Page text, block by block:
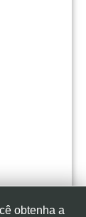
obtenha a